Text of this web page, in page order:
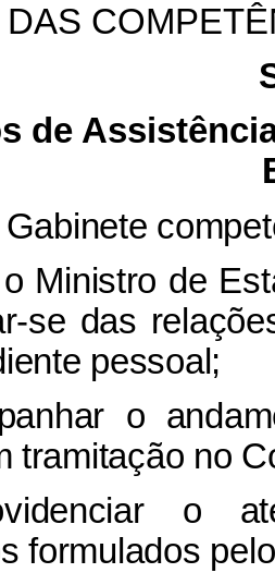
DAS
de
Ministro de
se das
pessoal;
o
tramitação no
o
formulados